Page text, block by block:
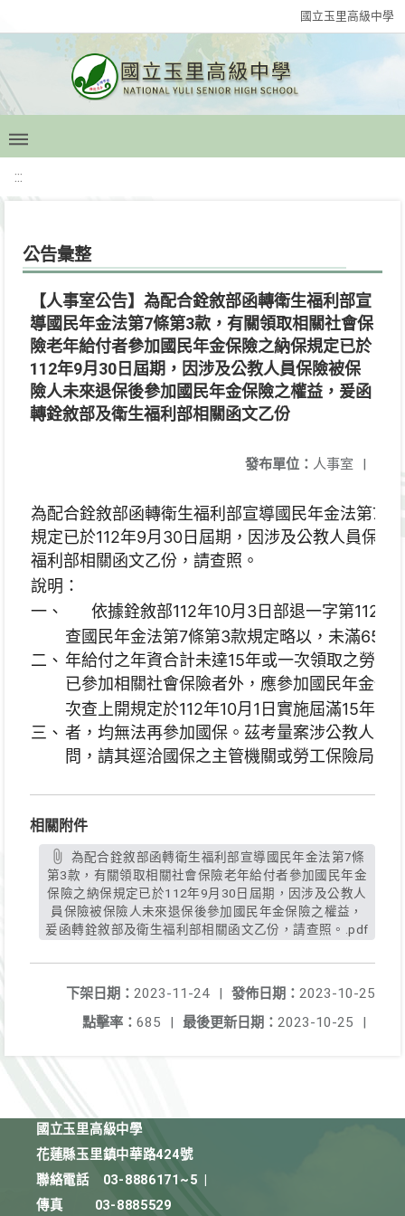
國立玉里高級中學
:::
公告彙整
【人事室公告】為配合銓敘部函轉衛生福利部宣
導國民年金法第7條第3款，有關領取相關社會保
險老年給付者參加國民年金保險之納保規定已於
112年9月30日屆期，因涉及公教人員保險被保
險人未來退保後參加國民年金保險之權益，爰函
轉銓敘部及衛生福利部相關函文乙份
發布單位： 人事室 |
為配合銓敘部函轉衛生福利部宣導國民年金法第7
規定已於112年9月30日屆期，因涉及公教人員保
福利部相關函文乙份，請查照。
說明：
一、
依據銓敘部112年10月3日部退一字第
二、
查國民年金法第7條第3款規定略以，未滿65
年給付之年資合計未達15年或一次領取之勞工
已參加相關社會保險者外，應參加國民年金保
三、
次查上開規定於112年10月1日實施屆滿15年
者，均無法再參加國保。茲考量案涉公教人員
問，請其逕洽國保之主管機關或勞工保險局瞭
相關附件
第3款，有關領取相關社會保險老年給付者參加國民年金
保險之納保規定已於112年9月30日屆期，因涉及公教人
員保險被保險人未來退保後參加國民年金保險之權益，
爰函轉銓敘部及衛生福利部相關函文乙份，請查照。.pdf
發佈日期： 2023-10-25
下架日期： 2023-11-24
|
最後更新日期： 2023-10-25 |
點擊率： 685 |
國立玉里高級中學
花蓮縣玉里鎮中華路424號
聯絡電話
03-8886171~5
傳真
03-8885529